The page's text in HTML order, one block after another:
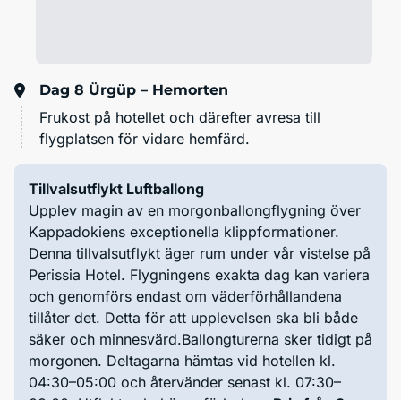
Dag 8 Ürgüp – Hemorten
Frukost på hotellet och därefter avresa till
flygplatsen för vidare hemfärd.
Tillvalsutflykt Luftballong
Upplev magin av en morgonballongflygning över
Kappadokiens exceptionella klippformationer.
Denna tillvalsutflykt äger rum under vår vistelse på
Perissia Hotel. Flygningens exakta dag kan variera
och genomförs endast om väderförhållandena
tillåter det. Detta för att upplevelsen ska bli både
säker och minnesvärd.Ballongturerna sker tidigt på
morgonen. Deltagarna hämtas vid hotellen kl.
04:30–05:00 och återvänder senast kl. 07:30–